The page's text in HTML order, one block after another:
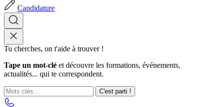
Candidature
Tu cherches, on t'aide à trouver !
Tape un mot-clé et découvre les formations, événements,
actualités... qui te correspondent.
C'est parti !